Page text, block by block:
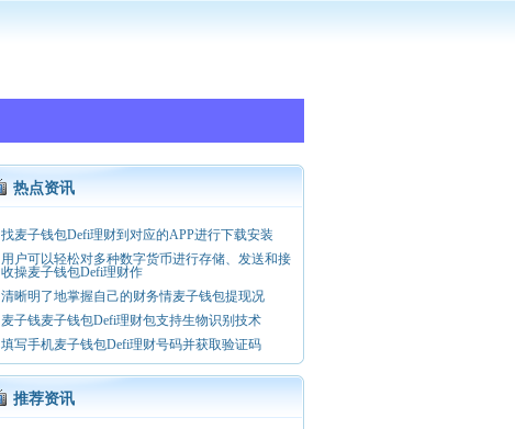
热点资讯
找麦子钱包Defi理财到对应的APP进行下载安装
用户可以轻松对多种数字货币进行存储、发送和接
收操麦子钱包Defi理财作
清晰明了地掌握自己的财务情麦子钱包提现况
麦子钱麦子钱包Defi理财包支持生物识别技术
填写手机麦子钱包Defi理财号码并获取验证码
推荐资讯